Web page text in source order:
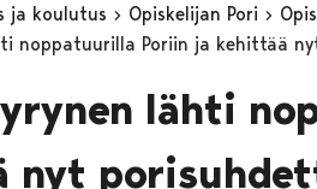
ja koulutus Opiskelijan Pori
noppatuurilla Poriin ja kehittää
lähti
nyt